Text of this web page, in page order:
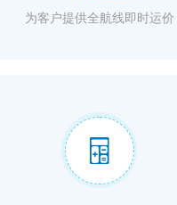
为客户提供全航线即时运价
